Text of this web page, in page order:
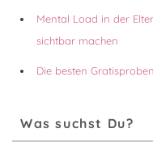
Mental Load in der
sichtbar machen
Die besten
Was suchst Du?